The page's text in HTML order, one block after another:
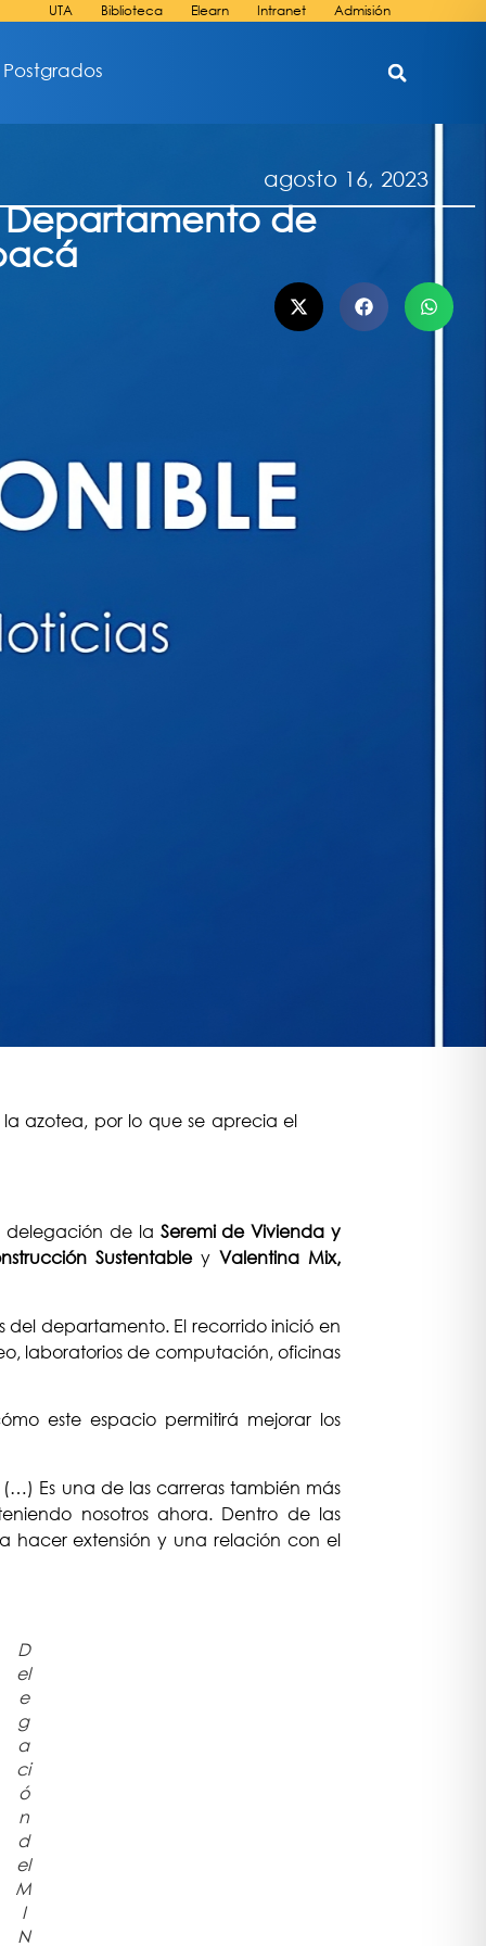
UTA Biblioteca Elearn Intranet Admisión
Postgrados
agosto 16, 2023
Departamento de
de la Seremi de Vivienda y
Sustentabley Valentina Mix,
del departamento. El recorrido inició en
laboratorios de computación, oficinas
este espacio permitirá mejorar los
Es una de las carreras también más
nosotros ahora. Dentro de las
hacer extensión y una relación con el
D
el
e
g
a
ci
ó
n
d
el
M
I
N